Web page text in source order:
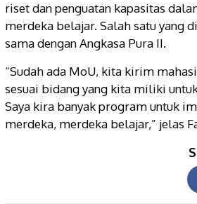
riset dan penguatan kapasitas
merdeka belajar. Salah satu yang
sama dengan Angkasa Pura II.
“Sudah ada MoU, kita kirim
sesuai bidang yang kita miliki
Saya kira banyak program untuk
merdeka, merdeka belajar,” jelas